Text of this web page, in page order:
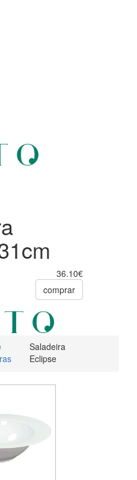
36.10€
comprar
Saladeira
Eclipse